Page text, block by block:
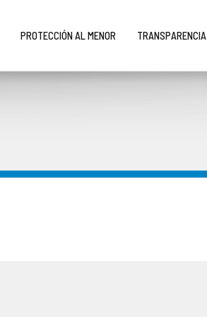
PROTECCIÓN AL MENOR TRANSPARENCIA